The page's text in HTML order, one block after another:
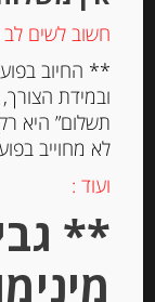
חשוב לשים לב
** החיוב
ובמידת
תשלום” היא
לא מחוייב
ועוד :
**